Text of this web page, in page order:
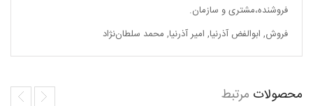
فروشنده،‌مشتری و سازمان.
فروش, ابوالفض آذرنیا, امیر آذرنیا, محمد سلطان‌نژاد
محصولات مرتبط